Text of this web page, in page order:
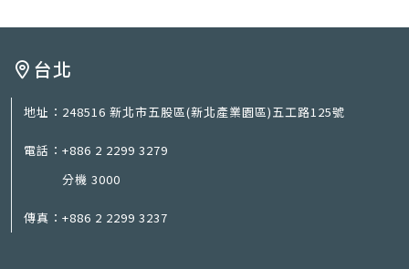
台北
地址： 248516 新北市五股區(新北產業園區)五工路125號
電話： +886 2 2299 3279
分機 3000
傳真： +886 2 2299 3237